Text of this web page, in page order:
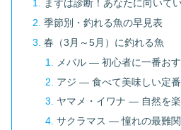
まずは診断！あなたに向いて
季節別・釣れる魚の早見表
春（3月～5月）に釣れる魚
メバル ― 初心者に一番おす
アジ ― 食べて美味しい定
ヤマメ・イワナ ― 自然を
サクラマス ― 憧れの最難関